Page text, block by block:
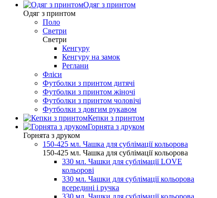
Одяг з принтом
Одяг з принтом
Поло
Светри
Светри
Кенгуру
Кенгуру на замок
Реглани
Фліси
Футболки з принтом дитячі
Футболки з принтом жіночі
Футболки з принтом чоловічі
Футболки з довгим рукавом
Кепки з принтом
Горнята з друком
Горнята з друком
150-425 мл. Чашка для сублімації кольорова
150-425 мл. Чашка для сублімації кольорова
330 мл. Чашки для сублімації LOVE
кольорові
330 мл. Чашки для сублімації кольорова
всередині і ручка
330 мл. Чашки для сублімації кольорова